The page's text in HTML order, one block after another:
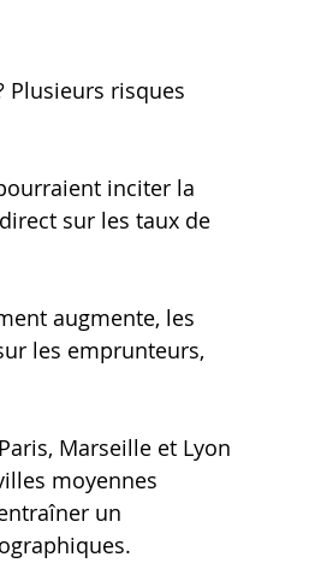
Plusieurs risques
inciter la
sur les taux de
augmente, les
les emprunteurs,
Marseille et Lyon
moyennes
un